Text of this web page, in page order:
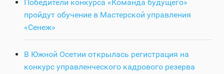
Победители конкурса «Команда будущего»
пройдут обучение в Мастерской управления
«Сенеж»
В Южной Осетии открылась регистрация на
конкурс управленческого кадрового резерва